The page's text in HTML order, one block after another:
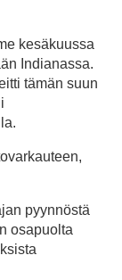
kesäkuussa
Indianassa.
tämän suun
pyynnöstä
osapuolta